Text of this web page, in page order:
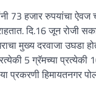
73 हजार रुपयांचा
दि.16 जून रोजी
मुख्य दरवाजा उघडा
5 ग्रॅमच्या
प्रकरणी हिमायतनगर